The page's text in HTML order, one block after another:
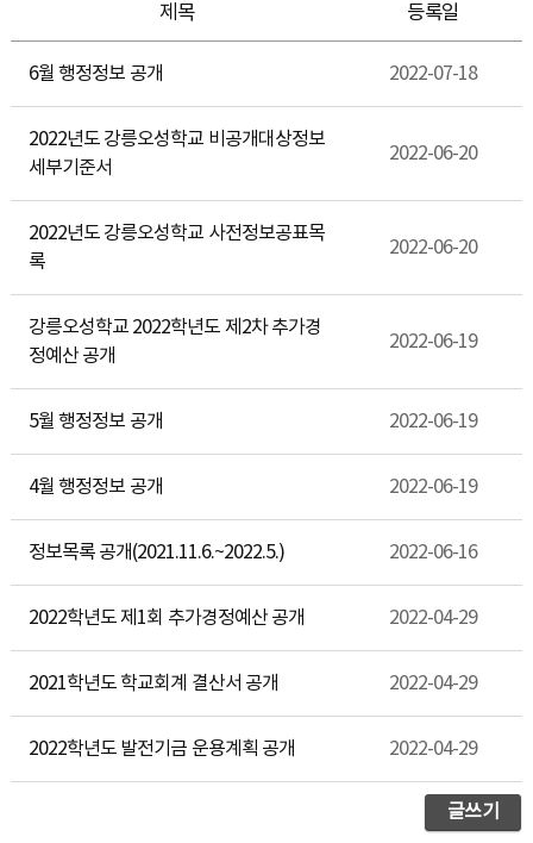
제목 등록일
6월 행정정보 공개 2022-07-18
2022년도 강릉오성학교 비공개대상정보
세부기준서
2022-06-20
2022년도 강릉오성학교 사전정보공표목
록
2022-06-20
강릉오성학교 2022학년도 제2차 추가경
정예산 공개
2022-06-19
5월 행정정보 공개 2022-06-19
4월 행정정보 공개 2022-06-19
정보목록 공개(2021.11.6.~2022.5.) 2022-06-16
2022학년도 제1회 추가경정예산 공개 2022-04-29
2021학년도 학교회계 결산서 공개 2022-04-29
2022학년도 발전기금 운용계획 공개 2022-04-29
글쓰기